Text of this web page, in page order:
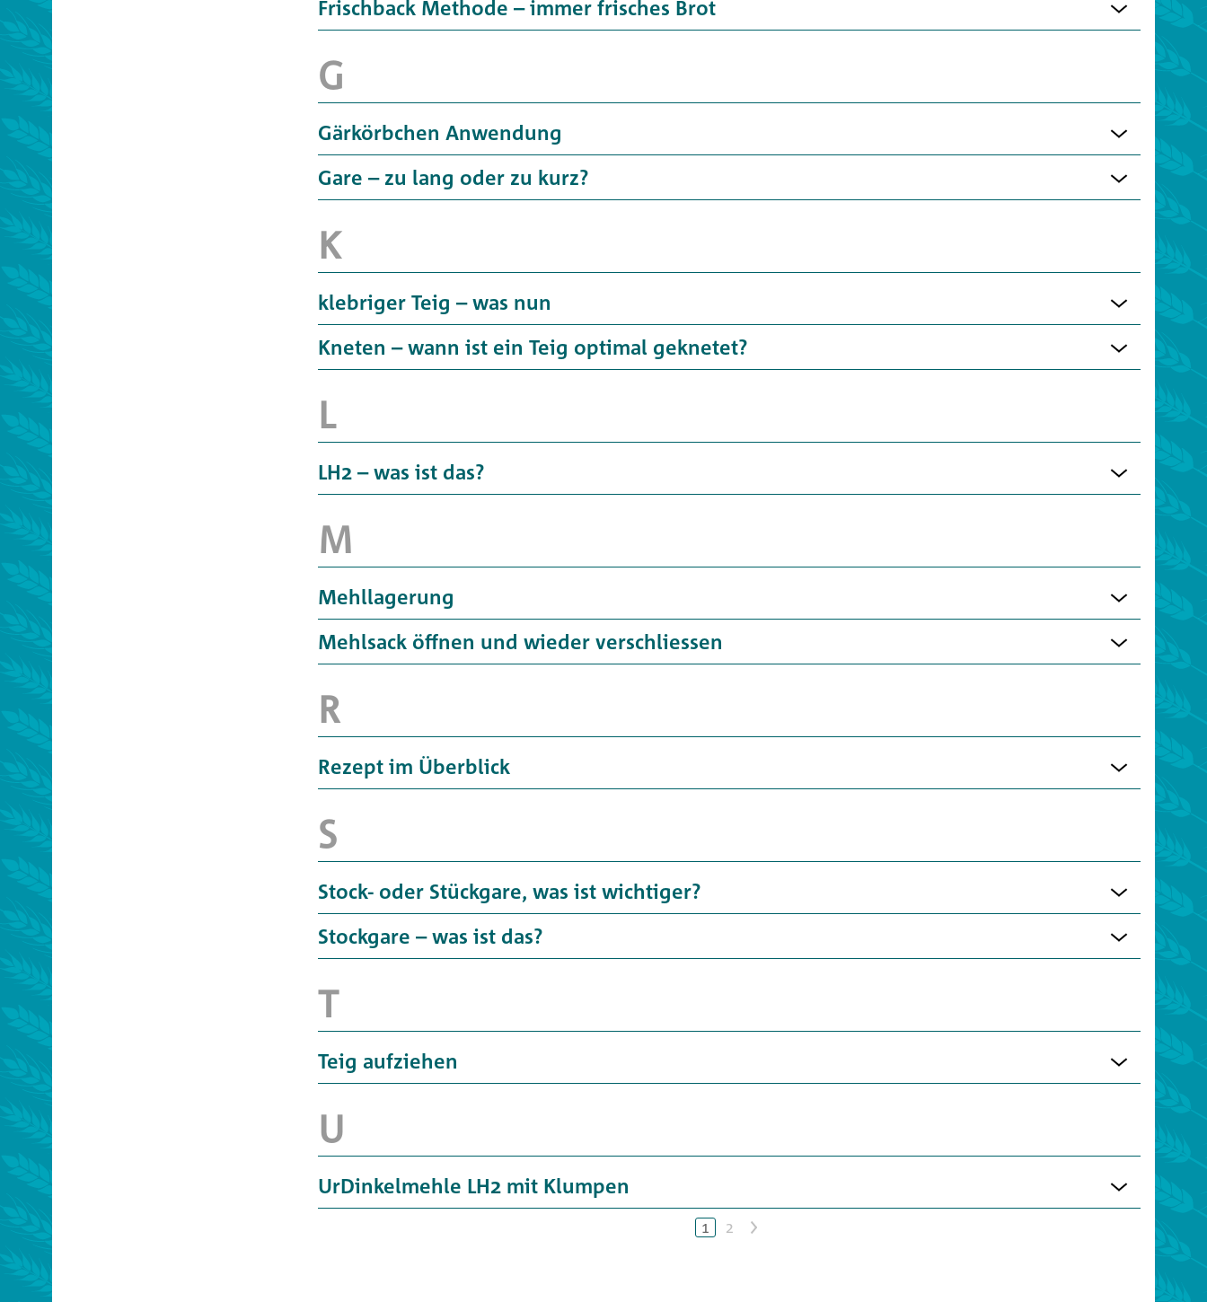
Frischback Methode – immer frisches Brot
Gärkörbchen Anwendung
Gare – zu lang oder zu kurz?
klebriger Teig – was nun
Kneten – wann ist ein Teig optimal geknetet?
LH2 – was ist das?
Mehllagerung
Mehlsack öffnen und wieder verschliessen
Rezept im Überblick
Stock- oder Stückgare, was ist wichtiger?
Stockgare – was ist das?
Teig aufziehen
UrDinkelmehle LH2 mit Klumpen
1 2 >